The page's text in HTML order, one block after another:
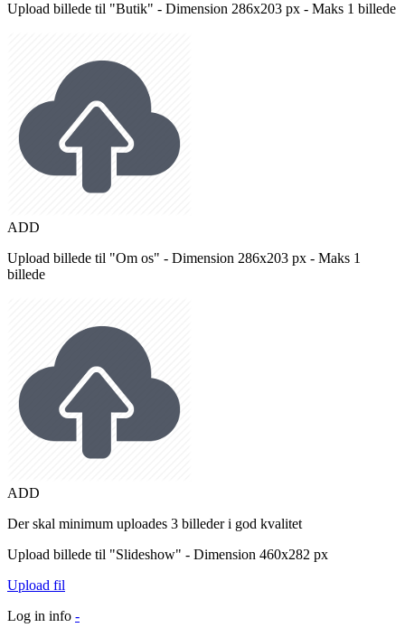
Upload billede til "Butik" - Dimension 286x203 px - Maks 1 billede
ADD
Upload billede til "Om os" - Dimension 286x203 px - Maks 1
billede
ADD
Der skal minimum uploades 3 billeder i god kvalitet
Upload billede til "Slideshow" - Dimension 460x282 px
Upload fil
Log in info -